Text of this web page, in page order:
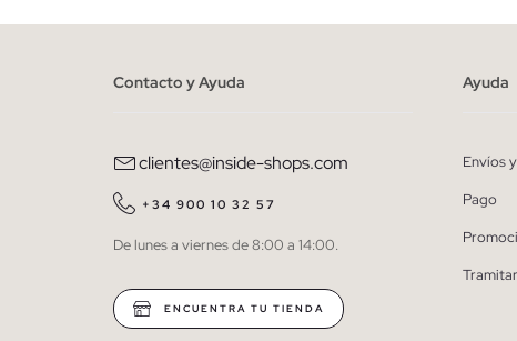
Contacto y Ayuda
clientes@inside-shops.com
+34 900 10 32 57
De lunes a viernes de 8:00 a 14:00.
ENCUENTRA TU TIENDA
Ayuda
Envíos
Pago